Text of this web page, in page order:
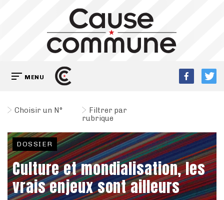
MENU
Choisir un N°
Filtrer par
rubrique
DOSSIER
Culture et mondialisation, les
vrais enjeux sont ailleurs